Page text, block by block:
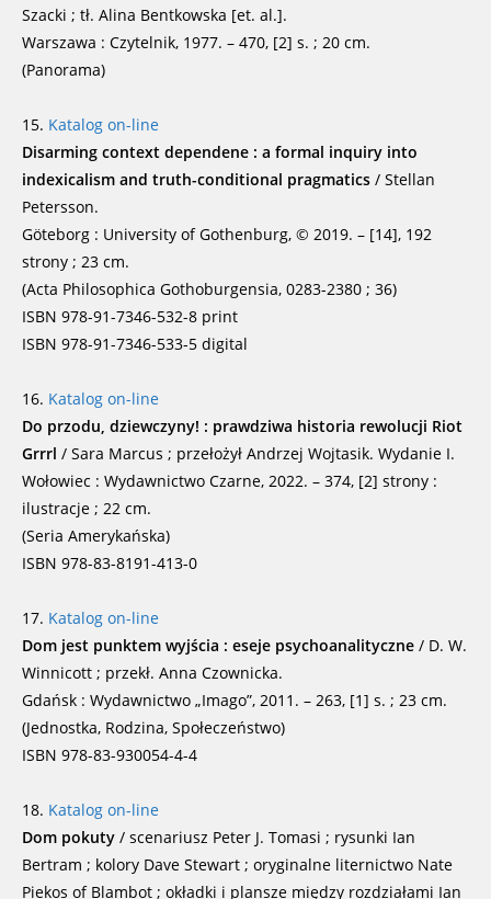
Szacki ; tł. Alina Bentkowska [et. al.].
Warszawa : Czytelnik, 1977. – 470, [2] s. ; 20 cm.
(Panorama)
15. Katalog on-line
Disarming context dependene : a formal inquiry into
indexicalism and truth-conditional pragmatics / Stellan
Petersson.
Göteborg : University of Gothenburg, © 2019. – [14], 192
strony ; 23 cm.
(Acta Philosophica Gothoburgensia, 0283-2380 ; 36)
ISBN 978-91-7346-532-8 print
ISBN 978-91-7346-533-5 digital
16. Katalog on-line
Do przodu, dziewczyny! : prawdziwa historia rewolucji Riot
Grrrl / Sara Marcus ; przełożył Andrzej Wojtasik. Wydanie I.
Wołowiec : Wydawnictwo Czarne, 2022. – 374, [2] strony :
ilustracje ; 22 cm.
(Seria Amerykańska)
ISBN 978-83-8191-413-0
17. Katalog on-line
Dom jest punktem wyjścia : eseje psychoanalityczne / D. W.
Winnicott ; przekł. Anna Czownicka.
Gdańsk : Wydawnictwo „Imago”, 2011. – 263, [1] s. ; 23 cm.
(Jednostka, Rodzina, Społeczeństwo)
ISBN 978-83-930054-4-4
18. Katalog on-line
Dom pokuty / scenariusz Peter J. Tomasi ; rysunki Ian
Bertram ; kolory Dave Stewart ; oryginalne liternictwo Nate
Piekos of Blambot ; okładki i plansze między rozdziałami Ian